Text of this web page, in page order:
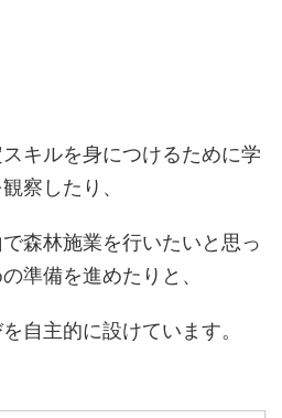
キルを身につけるために学
察したり、
森林施業を行いたいと思っ
準備を進めたりと、
自主的に設けています。